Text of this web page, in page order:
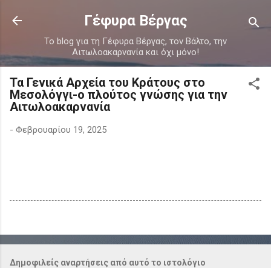
Μετάβαση στο κύριο περιεχόμενο
Γέφυρα Βέργας
Το blog για τη Γέφυρα Βέργας, τον Βάλτο, την
Αιτωλοακαρνανία και όχι μόνο!
Τα Γενικά Αρχεία του Κράτους στο
Μεσολόγγι-ο πλούτος γνώσης για την
Αιτωλοακαρνανία
- Φεβρουαρίου 19, 2025
Δημοφιλείς αναρτήσεις από αυτό το ιστολόγιο